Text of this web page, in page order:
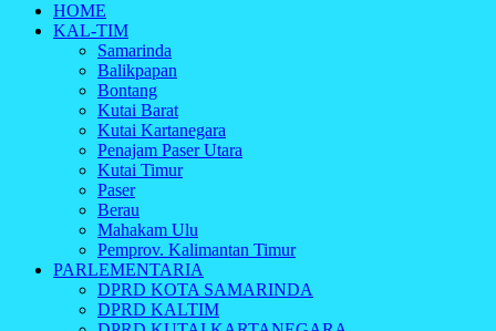
Indonesia Cyber
Media Cetak, Online & Streaming
HOME
KAL-TIM
Samarinda
Balikpapan
Bontang
Kutai Barat
Kutai Kartanegara
Penajam Paser Utara
Kutai Timur
Paser
Berau
Mahakam Ulu
Pemprov. Kalimantan Timur
PARLEMENTARIA
DPRD KOTA SAMARINDA
DPRD KALTIM